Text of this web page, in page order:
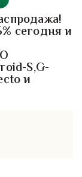
сегодня и
S,G-
и